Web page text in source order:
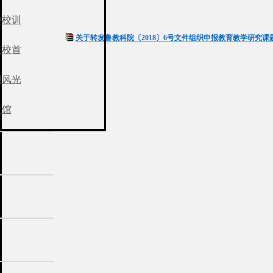
关于转发鲁教科院〔2018〕6号文件组织申报教育教学研究课
训
首
光